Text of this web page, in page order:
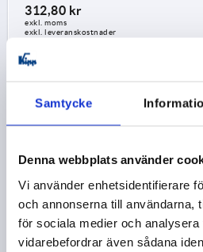
Samtycke
Denna webbplats använder
Vi använder enhetsidentifierare
och annonserna till användarna,
för sociala medier och
vidarebefordrar även sådana
312,80 kr
exkl. moms
exkl. leveranskostnader
BYGELHANDTAG MED
D=M05, H=50, B=12, ROSTFRITT
POLERAT, HYGIENISK DESIGN,